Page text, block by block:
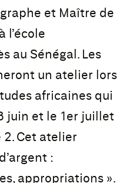
et Maître de
l’école
au Sénégal. Les
un atelier lors
africaines qui
juin et le 1er juillet
2. Cet atelier
:
appropriations ».